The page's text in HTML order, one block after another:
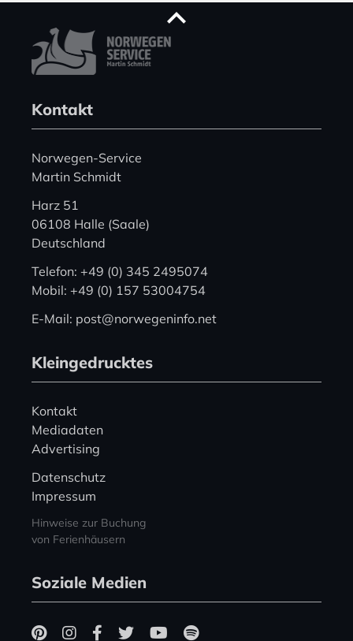
Kontakt
Norwegen-Service
Martin Schmidt
Harz 51
06108 Halle (Saale)
Deutschland
Telefon: +49 (0) 345 2495074
Mobil: +49 (0) 157 53004754
E-Mail: post@norwegeninfo.net
Kleingedrucktes
Kontakt
Mediadaten
Advertising
Datenschutz
Impressum
Hinweise zur Buchung
von Ferienhäusern
Soziale Medien